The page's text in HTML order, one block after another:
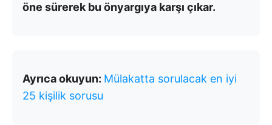
öne sürerek bu önyargıya karşı çıkar.
Ayrıca okuyun: Mülakatta sorulacak en iyi
25 kişilik sorusu